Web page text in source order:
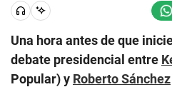
Una hora antes de que
debate presidencial entre
Popular) y Roberto Sánchez